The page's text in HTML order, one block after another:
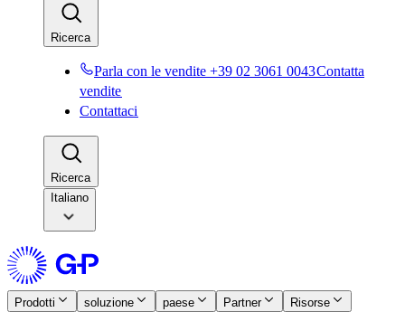
Ricerca​​
Parla con le vendite +39 02 3061 0043​​Contatta
vendite​​
Contattaci​​
Ricerca​​
Italiano
Prodotti​​ soluzione​​ paese​​ Partner​​
Risorse​​